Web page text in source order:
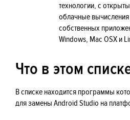
технологии, с
облачные
собственных
Windows, Mac OSX и
Что в этом
В списке находится программы
для замены Android Studio на